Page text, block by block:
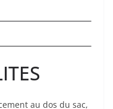
au dos du sac,